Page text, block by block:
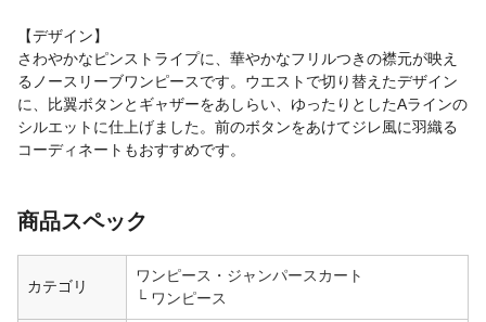
【デザイン】
さわやかなピンストライプに、華やかなフリルつきの襟元が映え
るノースリーブワンピースです。ウエストで切り替えたデザイン
に、比翼ボタンとギャザーをあしらい、ゆったりとしたAラインの
シルエットに仕上げました。前のボタンをあけてジレ風に羽織る
コーディネートもおすすめです。
商品スペック
カテゴリ
ワンピース・ジャンパースカート
ワンピース